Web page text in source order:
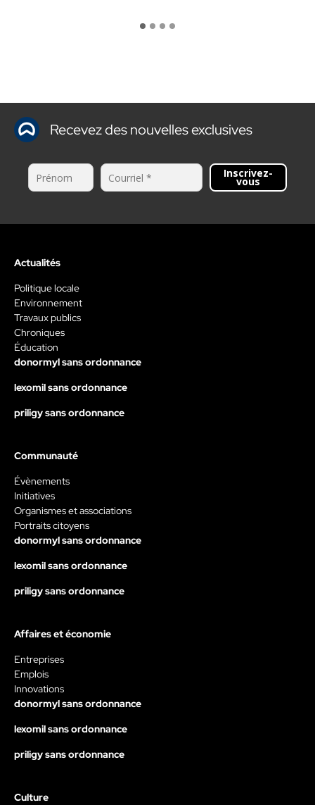
Recevez des nouvelles exclusives
Inscrivez-
vous
Actualités
Politique locale
Environnement
Travaux publics
Chroniques
Éducation
donormyl sans ordonnance
lexomil sans ordonnance
priligy sans ordonnance
Communauté
Évènements
Initiatives
Organismes et associations
Portraits citoyens
donormyl sans ordonnance
lexomil sans ordonnance
priligy sans ordonnance
Affaires et économie
Entreprises
Emplois
Innovations
donormyl sans ordonnance
lexomil sans ordonnance
priligy sans ordonnance
Culture